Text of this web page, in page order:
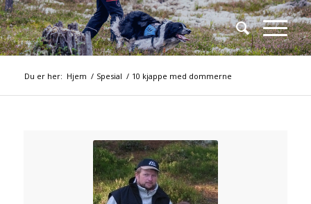
Du er her: Hjem / Spesial / 10 kjappe med dommerne